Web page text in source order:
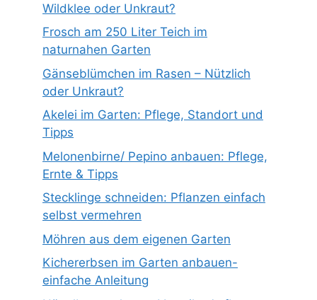
Wildklee oder Unkraut?
Frosch am 250 Liter Teich im
naturnahen Garten
Gänseblümchen im Rasen – Nützlich
oder Unkraut?
Akelei im Garten: Pflege, Standort und
Tipps
Melonenbirne/ Pepino anbauen: Pflege,
Ernte & Tipps
Stecklinge schneiden: Pflanzen einfach
selbst vermehren
Möhren aus dem eigenen Garten
Kichererbsen im Garten anbauen-
einfache Anleitung